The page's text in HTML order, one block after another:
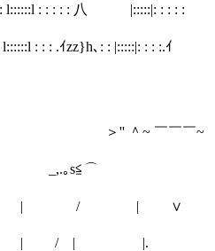
: : : : : 八 |:::::|: : : : :
: : : .ｲzz}h､: : |:::::|: : : :.ｲ
￣￣￣~
s≦⌒
| ∨
| |.